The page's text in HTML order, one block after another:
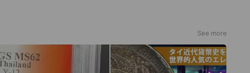
See more